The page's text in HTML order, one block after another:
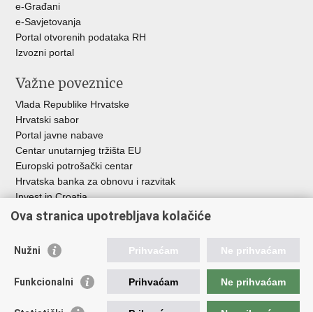
e-Građani
e-Savjetovanja
Portal otvorenih podataka RH
Izvozni portal
Važne poveznice
Vlada Republike Hrvatske
Hrvatski sabor
Portal javne nabave
Centar unutarnjeg tržišta EU
Europski potrošački centar
Hrvatska banka za obnovu i razvitak
Invest in Croatia
Europska banka za obnovu i razvoj
Središnja agencija za financiranje i ugovaranje
Institucije i javne ustanove u nadležnosti
Ministarstva
Ova stranica upotrebljava kolačiće
Nužni Prihvaćam Ne prihvaćam
Funkcionalni Prihvaćam Ne prihvaćam